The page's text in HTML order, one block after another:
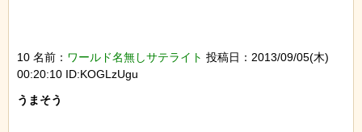
10 名前： ワールド名無しサテライト 投稿日：2013/09/05(木)
00:20:10 ID:KOGLzUgu
うまそう